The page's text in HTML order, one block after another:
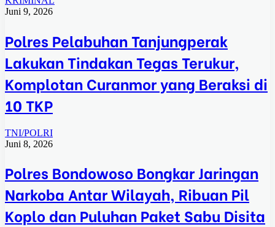
Juni 9, 2026
Polres Pelabuhan Tanjungperak
Lakukan Tindakan Tegas Terukur,
Komplotan Curanmor yang Beraksi di
10 TKP
TNI/POLRI
Juni 8, 2026
Polres Bondowoso Bongkar Jaringan
Narkoba Antar Wilayah, Ribuan Pil
Koplo dan Puluhan Paket Sabu Disita